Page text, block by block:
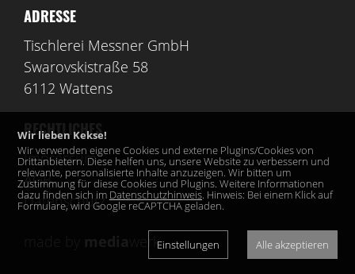
ADRESSE
Tischlerei Messner GmbH
Swarovskistraße 58
6112 Wattens
RECHTLICHES
Impressum
AGB
Datenschutz
werk
Wir lieben Kekse!
Wir verwenden eigene Cookies und externe Plugins/Cookies von
Drittanbietern. Diese helfen uns, unsere Website zu verbessern und
relevante, personalisierte Inhalte anzuzeigen. Wir bitten um
Zustimmung für diese Cookies und Plugins. Weitere Informationen
dazu finden sich im Datenschutzhinweis. Hinweis: Bei einem Klick auf
Formulare, wird Google reCAPTCHA geladen.
Einstellungen Alle akzeptieren